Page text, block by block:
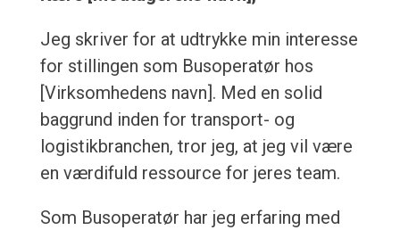
Jeg skriver for at udtrykke min interesse
for stillingen som Busoperatør hos
[Virksomhedens navn]. Med en solid
baggrund inden for transport- og
logistikbranchen, tror jeg, at jeg vil være
en værdifuld ressource for jeres team.
Som Busoperatør har jeg erfaring med